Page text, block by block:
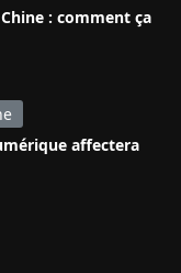
: comment ça
affectera